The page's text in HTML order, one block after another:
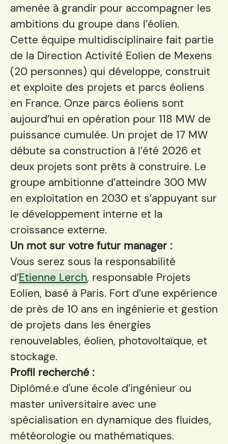
amenée à grandir pour accompagner les
ambitions du groupe dans l’éolien.
Cette équipe multidisciplinaire fait partie
de la Direction Activité Eolien de Mexens
(20 personnes) qui développe, construit
et exploite des projets et parcs éoliens
en France. Onze parcs éoliens sont
aujourd’hui en opération pour 118 MW de
puissance cumulée. Un projet de 17 MW
débute sa construction à l’été 2026 et
deux projets sont prêts à construire. Le
groupe ambitionne d’atteindre 300 MW
en exploitation en 2030 et s’appuyant sur
le développement interne et la
croissance externe.
Un mot sur votre futur manager :
Vous serez sous la responsabilité
d’Etienne Lerch, responsable Projets
Eolien, basé à Paris. Fort d’une expérience
de près de 10 ans en ingénierie et gestion
de projets dans les énergies
renouvelables, éolien, photovoltaïque, et
stockage.
Profil recherché :
Diplômé.e d'une école d’ingénieur ou
master universitaire avec une
spécialisation en dynamique des fluides,
météorologie ou mathématiques.